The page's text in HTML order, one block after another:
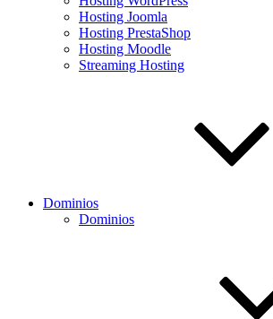
Hosting Joomla
Hosting PrestaShop
Hosting Moodle
Streaming Hosting
Dominios
Dominios